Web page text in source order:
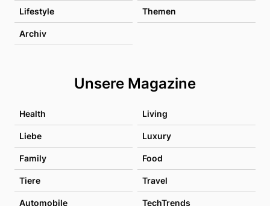
Lifestyle Themen
Archiv
Unsere Magazine
Health Living
Liebe Luxury
Family Food
Tiere Travel
Automobile TechTrends